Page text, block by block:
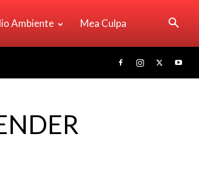
Ambiente Mea Culpa